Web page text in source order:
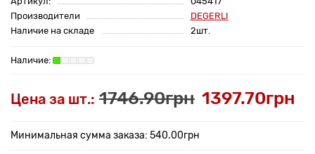
Производители
DEGERLI
Наличие на складе
2шт.
Цена за шт.: 1746.90грн 1397.70грн
Минимальная сумма заказа: 540.00грн